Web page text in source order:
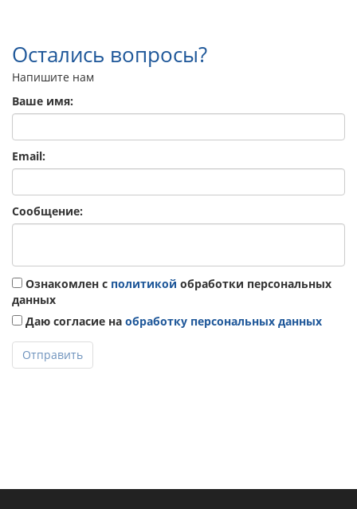
Остались вопросы?
Напишите нам
Ваше имя:
Email:
Сообщение:
Ознакомлен с политикой обработки персональных
данных
Даю согласие на обработку персональных данных
Отправить